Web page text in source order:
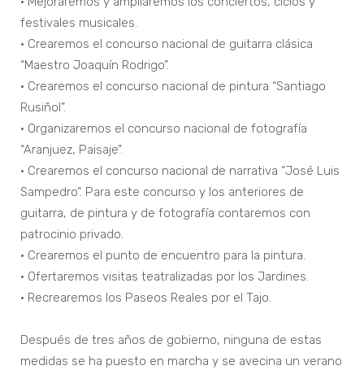
festivales musicales.
• Crearemos el concurso nacional de guitarra clásica
“Maestro Joaquín Rodrigo”.
• Crearemos el concurso nacional de pintura “Santiago
Rusiñol”.
• Organizaremos el concurso nacional de fotografía
“Aranjuez, Paisaje”.
• Crearemos el concurso nacional de narrativa “José Luis
Sampedro”. Para este concurso y los anteriores de
guitarra, de pintura y de fotografía contaremos con
patrocinio privado.
• Crearemos el punto de encuentro para la pintura.
• Ofertaremos visitas teatralizadas por los Jardines.
• Recrearemos los Paseos Reales por el Tajo.
Después de tres años de gobierno, ninguna de estas
medidas se ha puesto en marcha y se avecina un verano